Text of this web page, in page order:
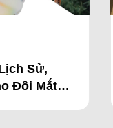
Sử,
Đôi Mắt